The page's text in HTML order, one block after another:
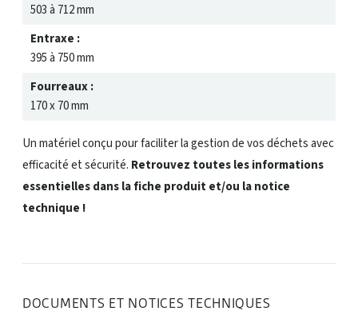
503 à 712 mm
Entraxe :
395 à 750 mm
Fourreaux :
170 x 70 mm
Un matériel conçu pour faciliter la gestion de vos déchets avec
efficacité et sécurité. Retrouvez toutes les informations
essentielles dans la fiche produit et/ou la notice
technique !
DOCUMENTS ET NOTICES TECHNIQUES